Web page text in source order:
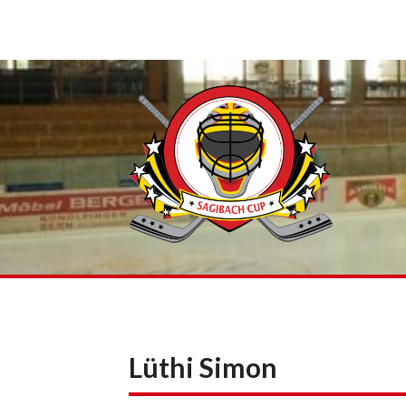
Skip
content
Lüthi Simon